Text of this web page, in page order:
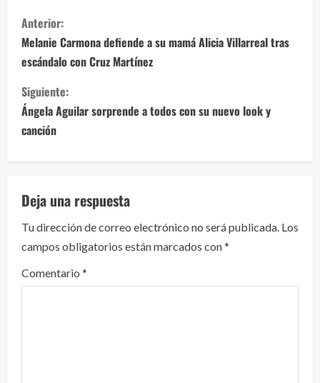
S
i
g
u
e
l
e
y
e
n
Anterior:
Melanie Carmona defiende a su mamá Alicia Villarreal tras
escándalo con Cruz Martínez
Siguiente:
Ángela Aguilar sorprende a todos con su nuevo look y
canción
Deja una respuesta
Tu dirección de correo electrónico no será publicada. Los
campos obligatorios están marcados con*
Comentario *